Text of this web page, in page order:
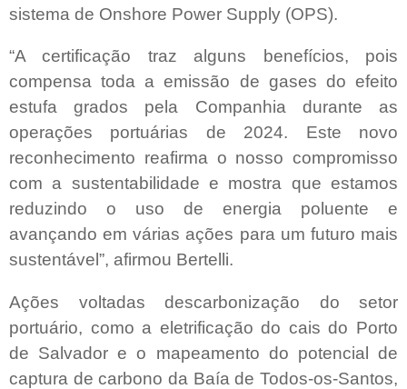
sistema de Onshore Power Supply (OPS).
“A certificação traz alguns benefícios, pois
compensa toda a emissão de gases do efeito
estufa grados pela Companhia durante as
operações portuárias de 2024. Este novo
reconhecimento reafirma o nosso compromisso
com a sustentabilidade e mostra que estamos
reduzindo o uso de energia poluente e
avançando em várias ações para um futuro mais
sustentável”, afirmou Bertelli.
Ações voltadas descarbonização do setor
portuário, como a eletrificação do cais do Porto
de Salvador e o mapeamento do potencial de
captura de carbono da Baía de Todos-os-Santos,